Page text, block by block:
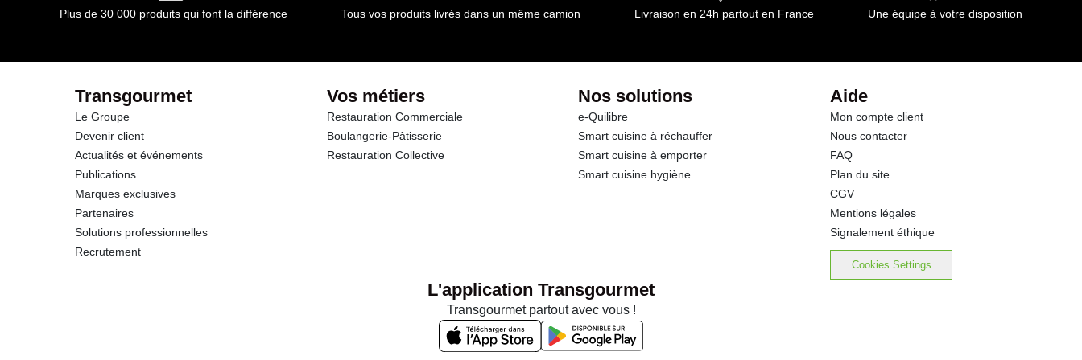
Plus de 30 000 produits qui font la différence Tous vos produits livrés dans un même camion Livraison en 24h partout en France Une équipe à votre disposition
Transgourmet
Le Groupe
Devenir client
Actualités et événements
Publications
Marques exclusives
Partenaires
Solutions professionnelles
Recrutement
Vos métiers
Restauration Commerciale
Boulangerie-Pâtisserie
Restauration Collective
Nos solutions
e-Quilibre
Smart cuisine à réchauffer
Smart cuisine à emporter
Smart cuisine hygiène
Aide
Mon compte client
Nous contacter
FAQ
Plan du site
CGV
Mentions légales
Signalement éthique
Cookies Settings
L'application Transgourmet
Transgourmet partout avec vous !